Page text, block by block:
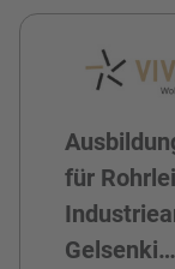
für
Gelsenki…